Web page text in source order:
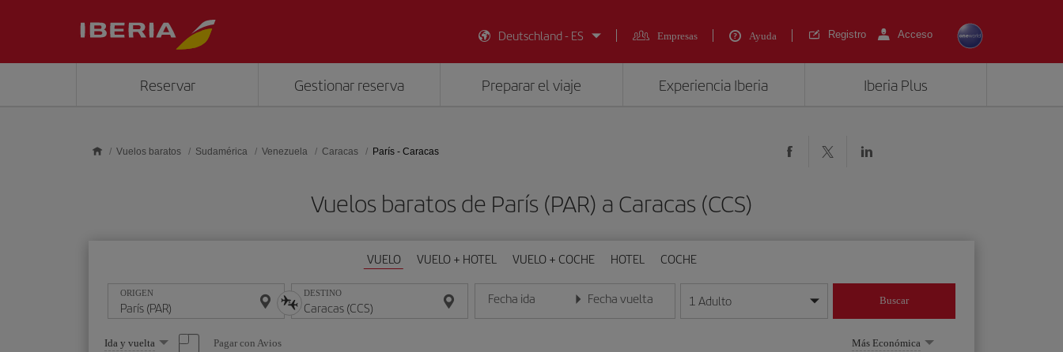
Deutschland - ES
Empresas Ayuda Registro Acceso
Reservar Gestionar reserva Preparar el viaje Experiencia Iberia Iberia Plus
Vuelos baratos Sudamérica Venezuela Caracas París - Caracas
Vuelos baratos de París (PAR) a Caracas (CCS)
VUELO VUELO + HOTEL VUELO + COCHE HOTEL COCHE
ORIGEN DESTINO Fecha ida
Introduce la fecha en formato día/mes/año
Fecha vuelta
Introduce la fecha en formato día/mes/año
1 Adulto Buscar
Seleccione
Ida y vuelta Pagar con Avios Más Económica